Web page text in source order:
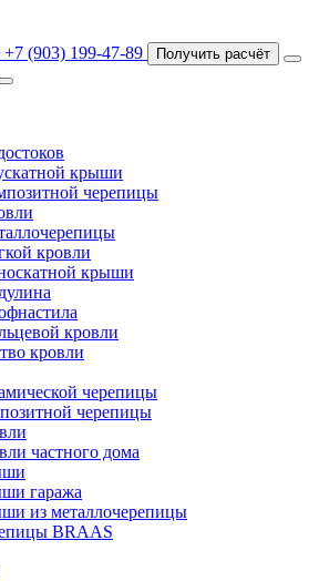
+7 (903) 199-47-89 Получить расчёт
крыши
черепицы
кровли
крыши
кровли
кровли
черепицы
черепицы
частного дома
гаража
из металлочерепицы
BRAAS